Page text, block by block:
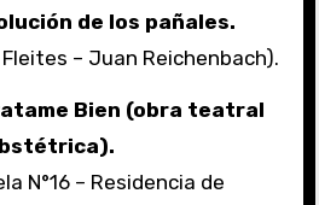
de los pañales.
– Juan Reichenbach).
Bien (obra teatral
N°16 – Residencia de